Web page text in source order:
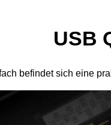
USB
befindet sich eine